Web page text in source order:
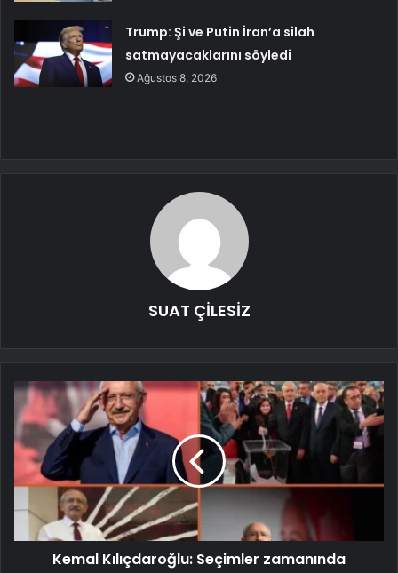
Trump: Şi ve Putin İran’a silah
satmayacaklarını söyledi
Ağustos 8, 2026
SUAT ÇİLESİZ
Kemal Kılıçdaroğlu: Seçimler zamanında